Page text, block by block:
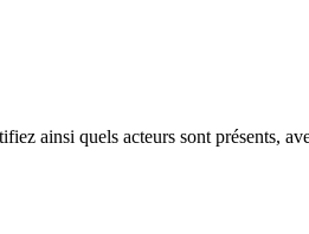
ainsi quels acteurs sont présents,